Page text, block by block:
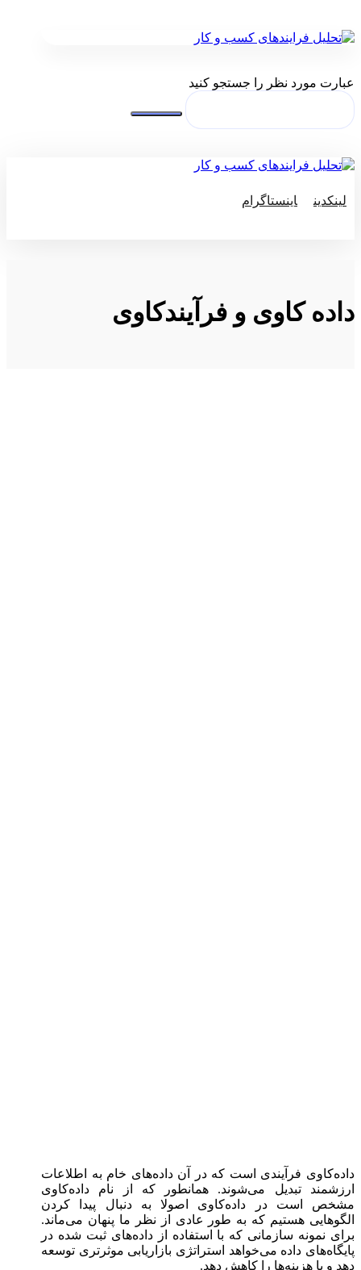
عبارت مورد نظر را جستجو کنید
لینکدین
اینستاگرام
داده کاوی و فرآیندکاوی
داده‌کاوی فرآیندی است که در آن داده‌های خام به اطلاعات
ارزشمند تبدیل می‌شوند. همانطور که از نام داده‌کاوی
مشخص است در داده‌کاوی اصولا به دنبال پیدا کردن
الگوهایی هستیم که به طور عادی از نظر ما پنهان می‌ماند.
برای نمونه سازمانی که با استفاده از داده‌های ثبت شده در
پایگاه‌های داده می‌خواهد استراتژی بازاریابی موثرتری توسعه
دهد و یا هزینه‌ها را کاهش دهد.